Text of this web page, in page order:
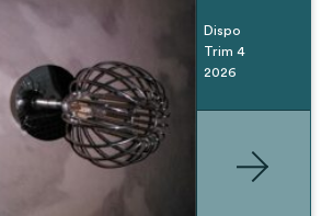
Dispo
Trim 4
2026